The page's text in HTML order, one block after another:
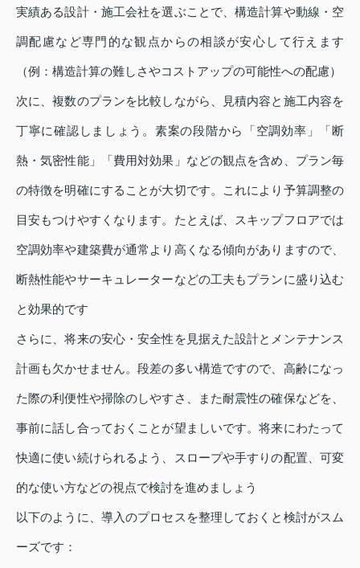
実績ある設計・施工会社を選ぶことで、構造計算や動線・空
調配慮など専門的な観点からの相談が安心して行えます
（例：構造計算の難しさやコストアップの可能性への配慮）
次に、複数のプランを比較しながら、見積内容と施工内容を
丁寧に確認しましょう。素案の段階から「空調効率」「断
熱・気密性能」「費用対効果」などの観点を含め、プラン毎
の特徴を明確にすることが大切です。これにより予算調整の
目安もつけやすくなります。たとえば、スキップフロアでは
空調効率や建築費が通常より高くなる傾向がありますので、
断熱性能やサーキュレーターなどの工夫もプランに盛り込む
と効果的です
さらに、将来の安心・安全性を見据えた設計とメンテナンス
計画も欠かせません。段差の多い構造ですので、高齢になっ
た際の利便性や掃除のしやすさ、また耐震性の確保などを、
事前に話し合っておくことが望ましいです。将来にわたって
快適に使い続けられるよう、スロープや手すりの配置、可変
的な使い方などの視点で検討を進めましょう
以下のように、導入のプロセスを整理しておくと検討がスム
ーズです：